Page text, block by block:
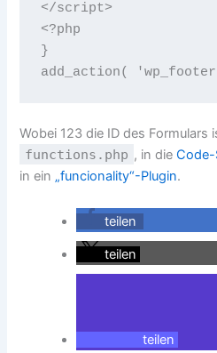
</script>
<?php
}
Wobei 123 die ID des Formulars
functions.php , in die
in ein „funcionality“-Plugin.
teilen
teilen
teilen